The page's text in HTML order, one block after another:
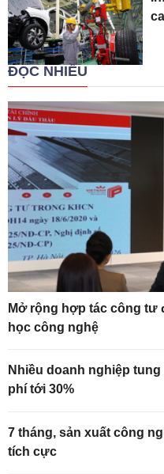
ĐỌC NHIỀU
Mở rộng hợp tác công tư
học công nghệ
Nhiều doanh nghiệp
phí tới 30%
7 tháng, sản xuất công
tích cực